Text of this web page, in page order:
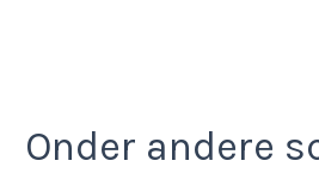
Onder andere